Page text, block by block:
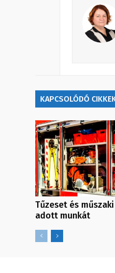
KAPCSOLÓDÓ
Tűzeset és
adott munkát